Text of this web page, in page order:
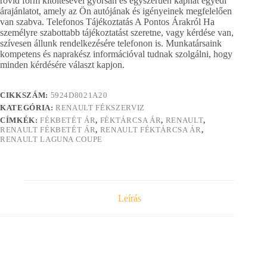
árajánlatot, amely az Ön autójának és igényeinek megfelelően
van szabva. Telefonos Tájékoztatás A Pontos Árakról Ha
személyre szabottabb tájékoztatást szeretne, vagy kérdése van,
szívesen állunk rendelkezésére telefonon is. Munkatársaink
kompetens és naprakész információval tudnak szolgálni, hogy
minden kérdésére választ kapjon.
CIKKSZÁM: 5924D8021A20
KATEGÓRIA:RENAULT FÉKSZERVIZ
CÍMKÉK:FÉKBETÉT ÁR, FÉKTÁRCSA ÁR, RENAULT,
RENAULT FÉKBETÉT ÁR, RENAULT FÉKTÁRCSA ÁR ,
RENAULT LAGUNA COUPE
Leírás